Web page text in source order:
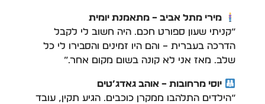
מירי מתל אביב – מתאמנת יומית
“קניתי שעון ספורט חכם. היה חשוב לי לקבל
הדרכה בעברית – והם היו זמינים והסבירו לי כל
שלב. מאז אני לא קונה בשום מקום אחר.”
יוסי מרחובות – אוהב גאדג’טים
“הילדים התלהבו ממקרן כוכבים. הגיע תקין, עובד